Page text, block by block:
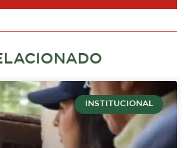
INSTITUCIONAL